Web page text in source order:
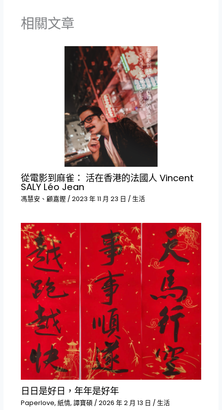
相關文章
從電影到麻雀： 活在香港的法國人 Vincent
SALY Léo Jean
馮慧安、顧嘉鏗 / 2023 年 11 月 23 日 / 生活
日日是好日，年年是好年
Paperlove, 紙情, 譚寶碩 / 2026 年 2 月 13 日 / 生活